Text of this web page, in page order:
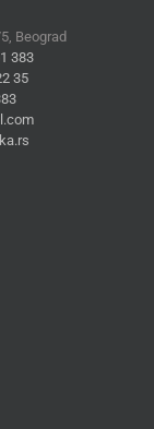
Beograd
383
35